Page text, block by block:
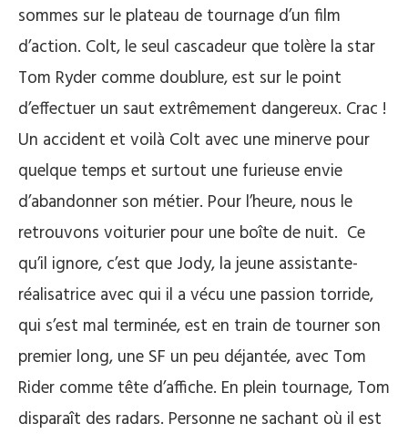
sommes sur le plateau de tournage d’un film
d’action. Colt, le seul cascadeur que tolère la star
Tom Ryder comme doublure, est sur le point
d’effectuer un saut extrêmement dangereux. Crac !
Un accident et voilà Colt avec une minerve pour
quelque temps et surtout une furieuse envie
d’abandonner son métier. Pour l’heure, nous le
retrouvons voiturier pour une boîte de nuit. Ce
qu’il ignore, c’est que Jody, la jeune assistante-
réalisatrice avec qui il a vécu une passion torride,
qui s’est mal terminée, est en train de tourner son
premier long, une SF un peu déjantée, avec Tom
Rider comme tête d’affiche. En plein tournage, Tom
disparaît des radars. Personne ne sachant où il est